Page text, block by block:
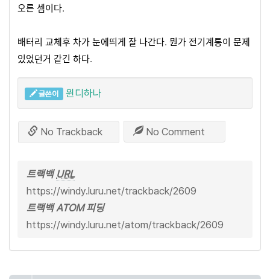
오른 셈이다.
배터리 교체후 차가 눈에띄게 잘 나간다. 뭔가 전기계통이 문제
있었던거 같긴 하다.
글쓴이 윈디하나
No Trackback No Comment
트랙백 URL
https://windy.luru.net/trackback/2609
트랙백 ATOM 피딩
https://windy.luru.net/atom/trackback/2609